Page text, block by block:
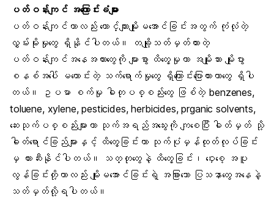
ပတ်ဝန်းကျင် အကြောင်းခံများ
ပတ်ဝန်းကျင်ဟာလည်း ယောင်္ကျားမျိုးမအောင်ခြင်းအတွက် ကုံလုံတဲ့
လွှမ်းမိုးမှုတွေ ရှိနိုင်ပါတယ်။ တချို့သတ်မှတ်ထားတဲ့
ပတ်ဝန်းကျင်အနေအထားတွေကို များစွာ ထိတွေ့မှုဟာ အမျိုးသား မျိုးပွား
စနစ်အပေါ် မကောင်းတဲ့ သက်ရောက်မှုတွေ ရှိကြောင်းပြောထားတာတွေ ရှိပါ
တယ်။ ဥပမာ စက်မှု ဓါတုပစ္စည်းတွေ ဖြစ်တဲ့ benzenes,
toluene, xylene, pesticides, herbicides, prganic solvents,
ဆေးသုက်ပစ္စည်းများဟာ သုက်အရည်အသွေးကို ကျစေပြီး ဓါတ်မှတ် သို့
ဓါတ်ရောင်ခြည်များနှင့် ထိတွေ့ခြင်းဟာ သုက်ပုံမှန်ထုတ်လုပ်ခြင်း
မှ တားဆီးနိုင်ပါတယ်။ သတ္တုတွေနဲ့ ထိတွေ့ခြင်း၊ ဝှေးစေ့ အပူ
လွန်ခြင်းတို့ဟာလည်း မျိုးမအောင်ခြင်းရဲ့ အခြားသော ပြသနာတွေအနေနဲ့
သတ်မှတ်လို့ရပါတယ်။